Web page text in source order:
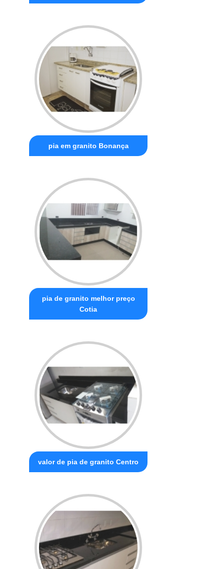
pia em granito Bonança
pia de granito melhor preço
Cotia
valor de pia de granito Centro